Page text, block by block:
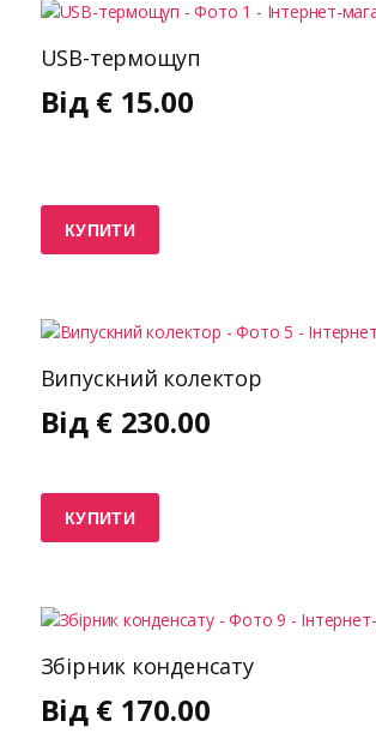
USB-термощуп
Від € 15.00
КУПИТИ
Випускний колектор
Від € 230.00
КУПИТИ
Збірник конденсату
Від € 170.00